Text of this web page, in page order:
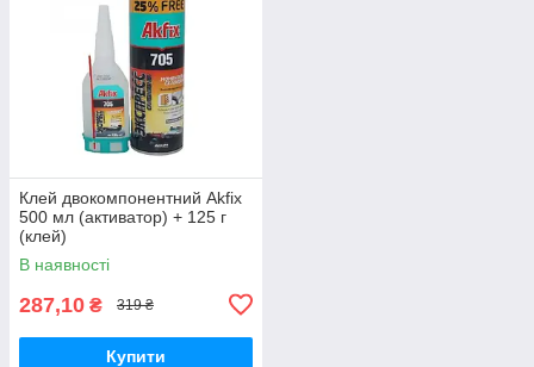
Клей двокомпонентний Akfix
500 мл (активатор) + 125 г
(клей)
В наявності
287,10 ₴ 319 ₴
Купити